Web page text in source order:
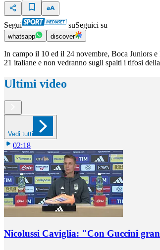
Segui suSeguici su
whatsapp discover
In campo il 10 ed il 24 novembre, Boca Juniors
21 italiane e non vedranno sugli spalti i tifosi
Ultimi video
Vedi tutti
02:18
Nicolussi Caviglia: "Con Guccini